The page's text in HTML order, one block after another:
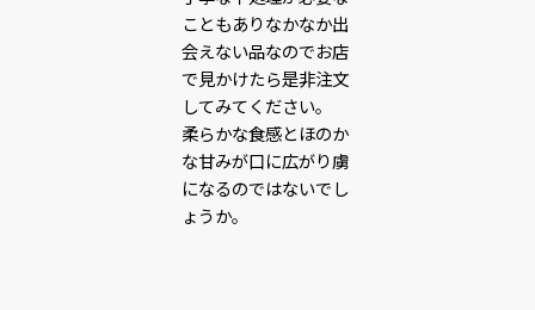
こともありなかなか出
会えない品なのでお店
で見かけたら是非注文
してみてください。
柔らかな食感とほのか
な甘みが口に広がり虜
になるのではないでし
ょうか。